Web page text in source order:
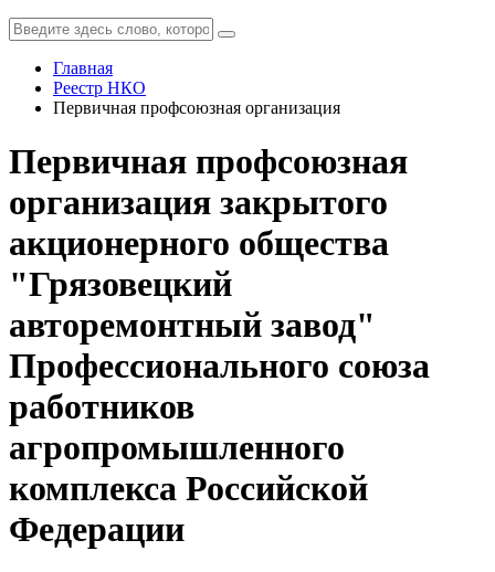
Главная
Реестр НКО
Первичная профсоюзная организация
Первичная профсоюзная
организация закрытого
акционерного общества
"Грязовецкий
авторемонтный завод"
Профессионального союза
работников
агропромышленного
комплекса Российской
Федерации